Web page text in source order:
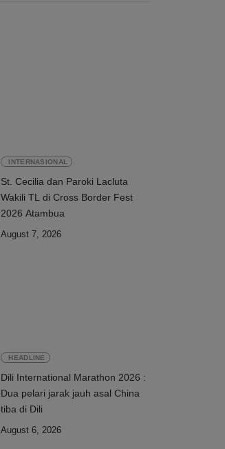
INTERNASIONAL
St. Cecilia dan Paroki Lacluta
Wakili TL di Cross Border Fest
August 7, 2026
HEADLINE
Dili International Marathon 2026 :
Dua pelari jarak jauh asal China
tiba di Dili
August 6, 2026